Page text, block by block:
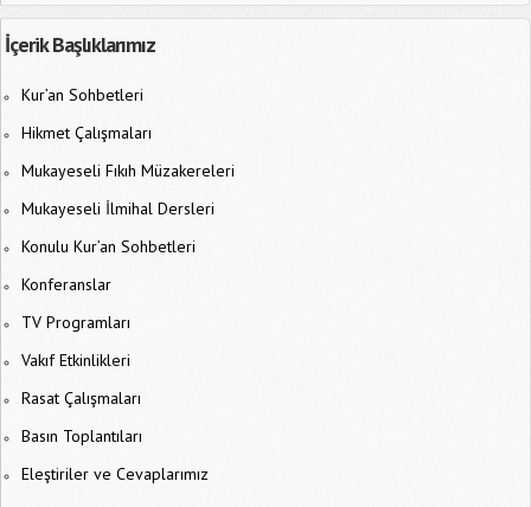
İçerik Başlıklarımız
Kur’an Sohbetleri
Hikmet Çalışmaları
Mukayeseli Fıkıh Müzakereleri
Mukayeseli İlmihal Dersleri
Konulu Kur’an Sohbetleri
Konferanslar
TV Programları
Vakıf Etkinlikleri
Rasat Çalışmaları
Basın Toplantıları
Eleştiriler ve Cevaplarımız